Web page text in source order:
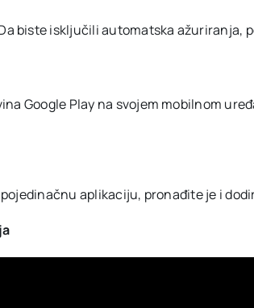
biste isključili automatska ažuriranja,
Google Play na svojem mobilnom
aplikaciju, pronađite je i